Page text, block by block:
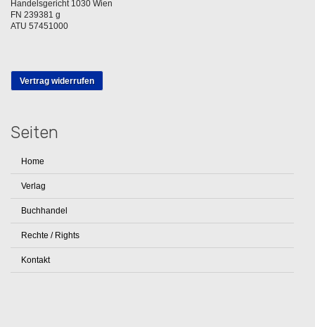
Handelsgericht 1030 Wien
FN 239381 g
ATU 57451000
Vertrag widerrufen
Seiten
Home
Verlag
Buchhandel
Rechte / Rights
Kontakt